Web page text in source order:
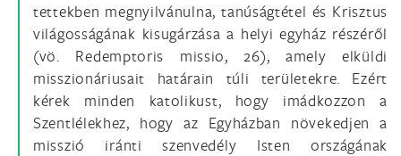
tettekben megnyilvánulna, tanúságtétel és Krisztus
világosságának kisugárzása a helyi egyház részéről
(vö. Redemptoris missio, 26), amely elküldi
misszionáriusait határain túli területekre. Ezért
kérek minden katolikust, hogy imádkozzon a
Szentlélekhez, hogy az Egyházban növekedjen a
misszió iránti szenvedély Isten országának